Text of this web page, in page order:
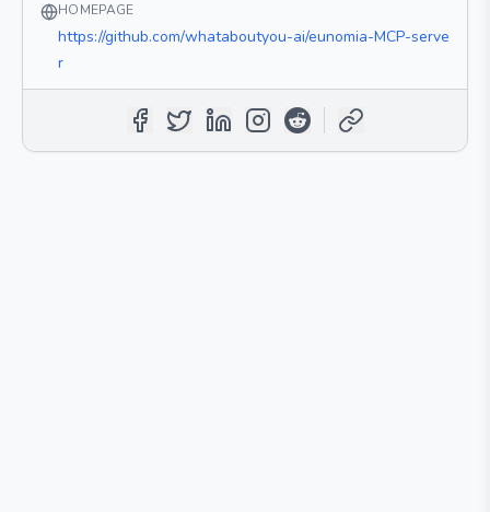
HOMEPAGE
https://github.com/whataboutyou-ai/eunomia-MCP-serve
r